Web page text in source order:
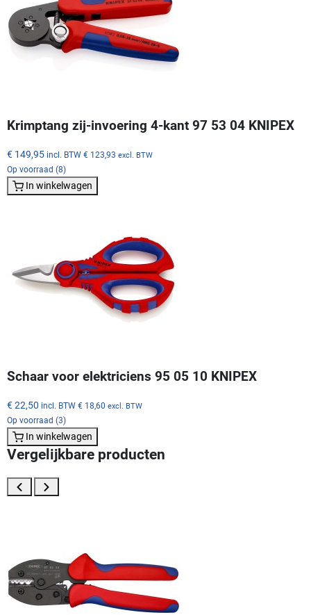
Krimptang zij-invoering 4-kant 97 53 04 KNIPEX
€ 149,95 incl. BTW € 123,93 excl. BTW
Op voorraad (8)
In winkelwagen
Schaar voor elektriciens 95 05 10 KNIPEX
€ 22,50 incl. BTW € 18,60 excl. BTW
Op voorraad (3)
In winkelwagen
Vergelijkbare producten